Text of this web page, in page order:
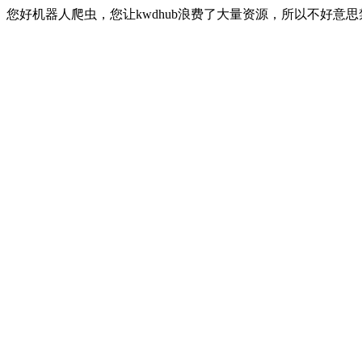
您好机器人爬虫，您让kwdhub浪费了大量资源，所以不好意